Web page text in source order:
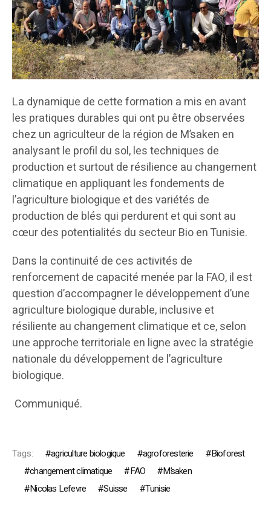
La dynamique de cette formation a mis en avant
les pratiques durables qui ont pu être observées
chez un agriculteur de la région de M’saken en
analysant le profil du sol, les techniques de
production et surtout de résilience au changement
climatique en appliquant les fondements de
l’agriculture biologique et des variétés de
production de blés qui perdurent et qui sont au
cœur des potentialités du secteur Bio en Tunisie.
Dans la continuité de ces activités de
renforcement de capacité menée par la FAO, il est
question d’accompagner le développement d’une
agriculture biologique durable, inclusive et
résiliente au changement climatique et ce, selon
une approche territoriale en ligne avec la stratégie
nationale du développement de l’agriculture
biologique.
Communiqué.
Tags: agriculture biologique agroforesterie
Bioforest
changement climatique
FAO
M’saken
Nicolas Lefevre
Suisse Tunisie